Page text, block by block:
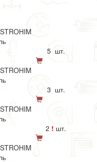
5 шт.
3 шт.
2 ! шт.